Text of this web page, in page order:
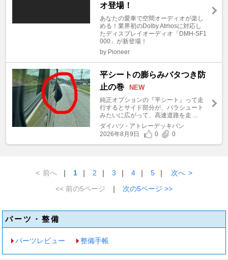
オ登場！
あなたの愛車で空間オーディオが楽し
める！業界初のDolby Atmosに対応し
たディスプレイオーディオ「DMH-SF1
000」が新登場！
by Pioneer
平シートの膨らみバタつき防
止の巻
NEW
純正オプションの『平シート』って走
行するとサイド部分が、パラシュート
みたいに広がって、高速道路を走 ...
ダイハツ - アトレーデッキバン
2026年8月9日
0 0
< 前へ ｜ 1 ｜ 2 ｜ 3 ｜ 4 ｜ 5 ｜ 次へ >
<< 前の5ページ
｜ 次の5ページ >>
パーツ・整備
パーツレビュー 整備手帳